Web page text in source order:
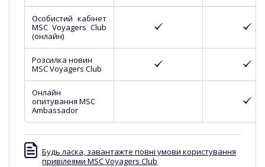
Особистий кабінет
MSC Voyagers Club
(онлайн)
Розсилка новин
MSC Voyagers Club
Онлайн
опитування MSC
Ambassador
Будь ласка, завантажте повні умови користування
привілеями MSC Voyagers Club